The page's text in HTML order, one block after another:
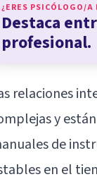
¿ERES PSICÓLOGO/A
Destaca
profesional.
relaciones
y
de
en el